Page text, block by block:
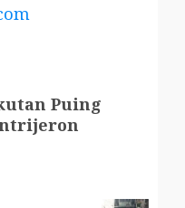
Puing